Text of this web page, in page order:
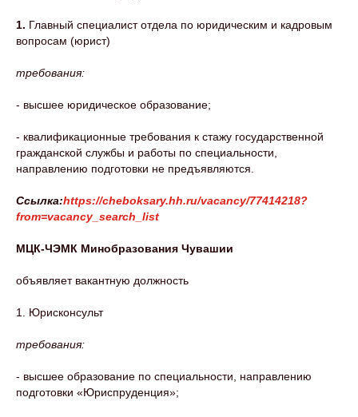
1. Главный специалист отдела по юридическим и кадровым
вопросам (юрист)
требования:
- высшее юридическое образование;
- квалификационные требования к стажу государственной
гражданской службы и работы по специальности,
направлению подготовки не предъявляются.
Ссылка:https://cheboksary.hh.ru/vacancy/77414218?
from=vacancy_search_list
МЦК-ЧЭМК Минобразования Чувашии
объявляет вакантную должность
1. Юрисконсульт
требования:
- высшее образование по специальности, направлению
подготовки «Юриспруденция»;